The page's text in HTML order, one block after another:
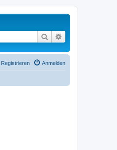
Suche
Anmelden
Registrieren